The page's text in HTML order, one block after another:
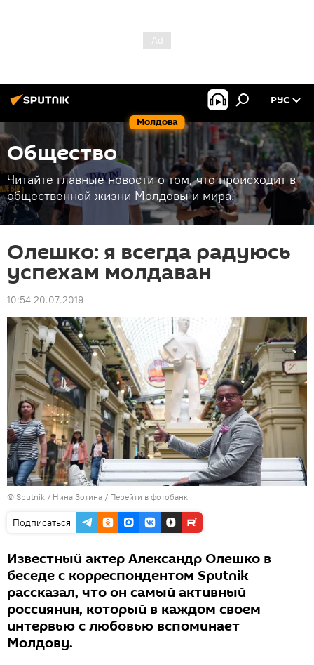
Молдова
РУС
Общество
Читайте главные новости о том, что происходит в
общественной жизни Молдовы и мира.
Олешко: я всегда радуюсь
успехам молдаван
10:54 20.07.2019
© Sputnik / Нина Зотина / Перейти в фотобанк
Подписаться
Известный актер Александр Олешко в
беседе с корреспондентом Sputnik
рассказал, что он самый активный
россиянин, который в каждом своем
интервью с любовью вспоминает
Молдову.